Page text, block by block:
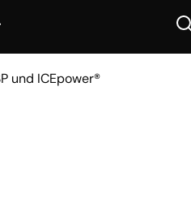
und ICEpower®